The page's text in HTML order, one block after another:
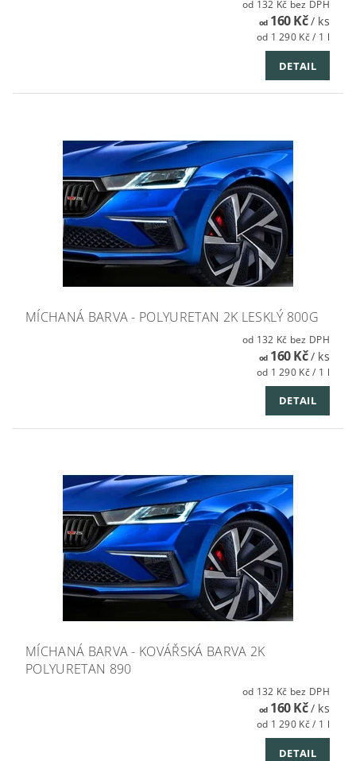
od 132 Kč bez DPH
od160 Kč/ ks
od 1 290 Kč / 1 l
DETAIL
MÍCHANÁ BARVA - POLYURETAN 2K LESKLÝ 800G
od 132 Kč bez DPH
od160 Kč/ ks
od 1 290 Kč / 1 l
DETAIL
MÍCHANÁ BARVA - KOVÁŘSKÁ BARVA 2K
POLYURETAN 890
od 132 Kč bez DPH
od160 Kč/ ks
od 1 290 Kč / 1 l
DETAIL